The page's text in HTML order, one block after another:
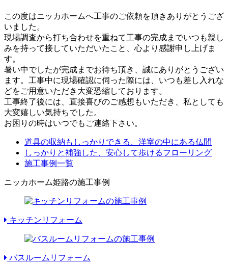
この度はニッカホームへ工事のご依頼を頂きありがとうござ
いました。
現場調査から打ち合わせを重ねて工事の完成までいつも親し
みを持って接していただいたこと、心より感謝申し上げま
す。
暑い中でしたが完成までお待ち頂き、誠にありがとうござい
ます。工事中に現場確認に伺った際には、いつも差し入れな
どをご用意いただき大変恐縮しております。
工事終了後には、直接喜びのご感想もいただき、私としても
大変嬉しい気持ちでした。
お困りの時はいつでもご連絡下さい。
道具の収納もしっかりできる、洋室の中にある仏間
しっかりと補強した、安心して歩けるフローリング
施工事例一覧
ニッカホーム姫路の施工事例
キッチンリフォーム
バスルームリフォーム